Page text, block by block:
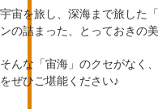
宇宙を旅し、深海まで旅した
ンの詰まった、とっておきの
そんな「宙海」のクセがなく
をぜひご堪能ください♪